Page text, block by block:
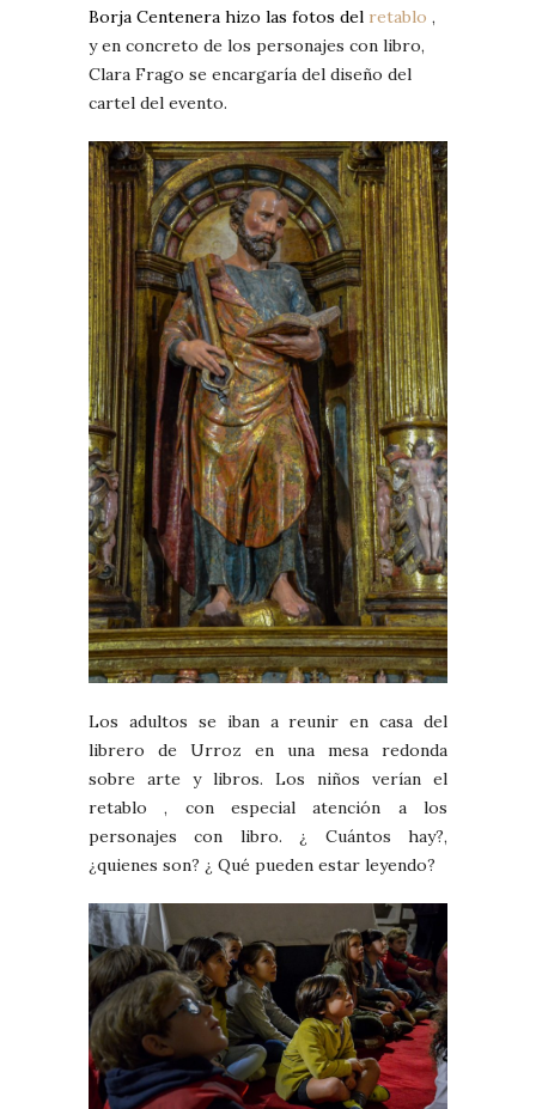
Borja Centenera hizo las fotos del retablo ,
y en concreto de los personajes con libro,
Clara Frago se encargaría del diseño del
cartel del evento.
Los adultos se iban a reunir en casa del
librero de Urroz en una mesa redonda
sobre arte y libros. Los niños verían el
retablo , con especial atención a los
personajes con libro. ¿ Cuántos hay?,
¿quienes son? ¿ Qué pueden estar leyendo?